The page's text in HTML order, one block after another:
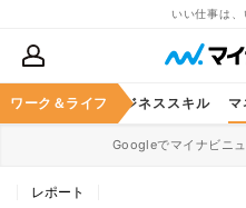
いい仕事は
ワーク＆ライフ
キャリア ビジネススキル マ
Googleでマイナビニ
レポート